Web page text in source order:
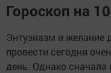
Гороскоп на
Энтузиазм и желание
провести сегодня
день. Однако сначала